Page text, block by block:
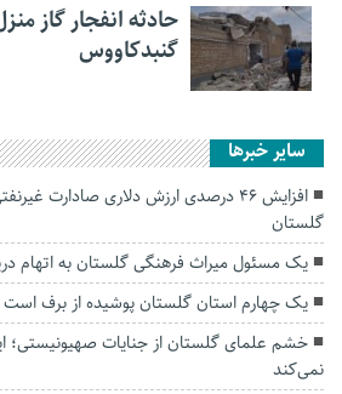
حادثه انفجار گاز
گنبدکاووس
سایر خبرها
افزایش ۴۶ درصدی ارزش دلاری صادارت
گلستان
یک مسئول میراث فرهنگی گلستان به اتهام
یک چهارم استان گلستان پوشیده از برف است
خشم علمای گلستان از جنایات صهیونیستی؛
نمی‌کند